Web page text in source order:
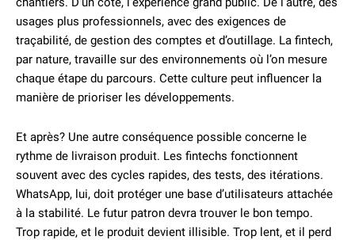
usages plus professionnels, avec des exigences de
traçabilité, de gestion des comptes et d’outillage. La fintech,
par nature, travaille sur des environnements où l’on mesure
chaque étape du parcours. Cette culture peut influencer la
manière de prioriser les développements.
Et après? Une autre conséquence possible concerne le
rythme de livraison produit. Les fintechs fonctionnent
souvent avec des cycles rapides, des tests, des itérations.
WhatsApp, lui, doit protéger une base d’utilisateurs attachée
à la stabilité. Le futur patron devra trouver le bon tempo.
Trop rapide, et le produit devient illisible. Trop lent, et il perd